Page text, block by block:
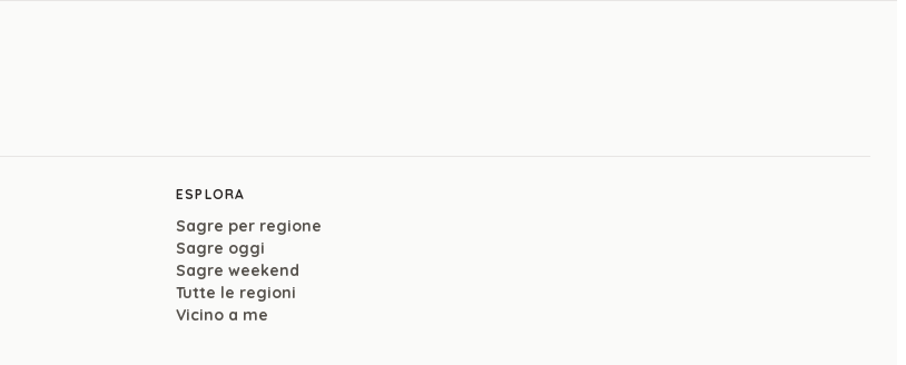
ESPLORA
Sagre per regione
Sagre oggi
Sagre weekend
Tutte le regioni
Vicino a me